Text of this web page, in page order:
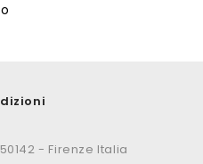
- Firenze Italia